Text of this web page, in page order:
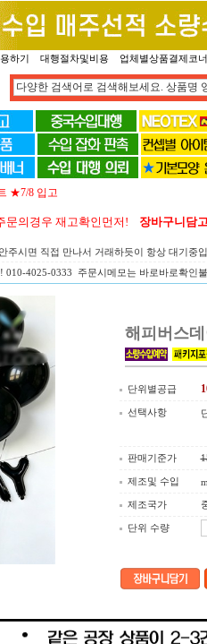
하기 대행절차및비용 업체별상품결제코너
★7/8 입고
문의경우 재고확인먼저! 장바구니담
안주시면 직접 만나서 거래하듯이 항상 대
! 010-4025-0333 주문시메모는 바로바로
해피버스
단위별공급
선택사항
판매기준가
제조및 수입
제조국가
단위 수량